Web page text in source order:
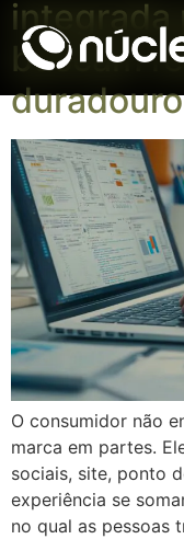
integrada
buscam
O consumidor não
marca em partes.
sociais, site, ponto
experiência se
no qual as pessoas